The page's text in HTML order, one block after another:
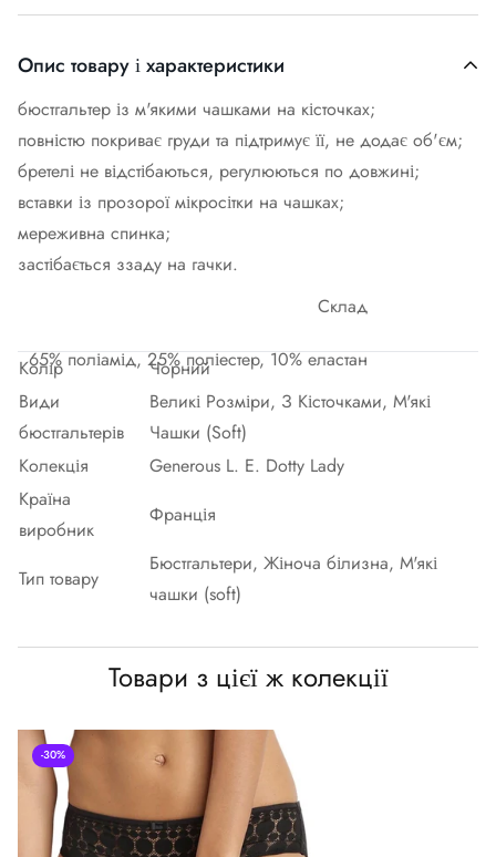
Опис товару і характеристики
бюстгальтер із м'якими чашками на кісточках;
повністю покриває груди та підтримує її, не додає об'єм;
бретелі не відстібаються, регулюються по довжині;
вставки із прозорої мікросітки на чашках;
мереживна спинка;
застібається ззаду на гачки.
Склад
65% поліамід, 25% поліестер, 10% еластан
Колір
Чорний
Види
бюстгальтерів
Великі Розміри, З Кісточками, М'які
Чашки (Soft)
Колекція
Generous L. E. Dotty Lady
Країна
виробник
Франція
Тип товару
Бюстгальтери, Жіноча білизна, М'які
чашки (soft)
Товари з цієї ж колекції
-30%